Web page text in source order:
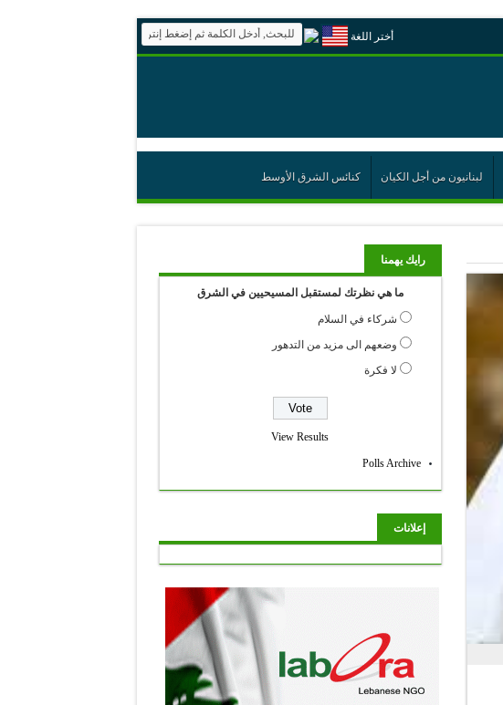
أختر اللغة
لبنانيون من أجل الكيان كنائس الشرق الأوسط
رايك يهمنا
ما هي نظرتك لمستقبل المسيحيين في الشرق
شركاء في السلام
وضعهم الى مزيد من التدهور
لا فكرة
View Results
Polls Archive
إعلانات